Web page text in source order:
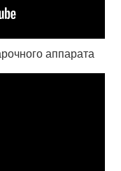
аппарата